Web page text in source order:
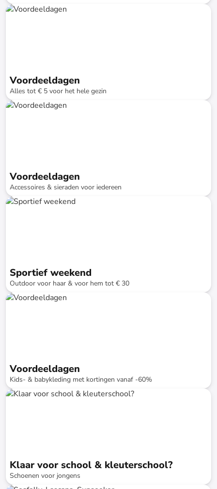
tot-74%* Snellere levering
Voordeeldagen
Alles tot € 5 voor het hele gezin
tot-74%* Snellere levering
Voordeeldagen
Accessoires & sieraden voor iedereen
tot-74%* Snellere levering
Sportief weekend
Outdoor voor haar & voor hem tot € 30
tot-74%* Snellere levering
Voordeeldagen
Kids- & babykleding met kortingen vanaf -60%
tot- 74%* Snellere levering SALE
Klaar voor school & kleuterschool?
Schoenen voor jongens